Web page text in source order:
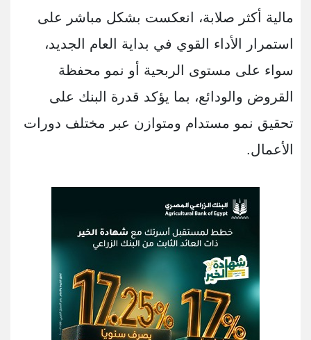
مالية أكثر صلابة، انعكست بشكل مباشر على
استمرار الأداء القوي في بداية العام الجديد،
سواء على مستوى الربحية أو نمو محفظة
القروض والودائع، بما يؤكد قدرة البنك على
تحقيق نمو مستدام ومتوازن عبر مختلف دورات
الأعمال.